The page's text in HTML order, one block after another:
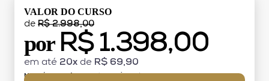
VALOR DO CURSO
de R$ 2.998,00
por R$ 1.398,00
em até 20x de R$ 69,90
MATRÍCULA: